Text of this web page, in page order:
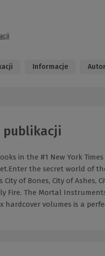
Informacje
publikacji
in the #1 New York
the secret world of
City of Bones, City of Ashes,
Fire. The Mortal
hardcover volumes is a